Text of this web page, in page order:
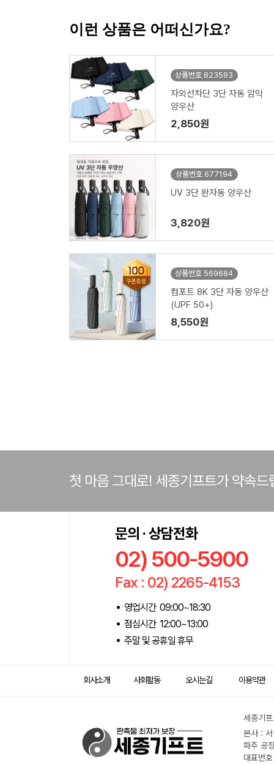
이런 상품은 어떠신가요?
상품번호 823593
자외선차단 3단 자동 암막
양우산
2,850원
상품번호 677194
UV 3단 완자동 양우산
3,820원
상품번호 569684
컴포트 8K 3단 자동 양우산
(UPF 50+)
8,550원
첫 마음 그대로! 세종기프트가 약속드
문의 · 상담전화
02) 500-5900
Fax : 02) 2265-4153
영업시간 09:00~18:30
점심시간 12:00~13:00
주말 및 공휴일 휴무
회사소개 사회활동 오시는길 이용약관
세종기
본사 :
파주 공
대표번